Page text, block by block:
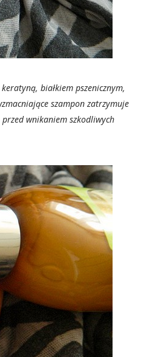
białkiem pszenicznym,
szampon zatrzymuje
wnikaniem szkodliwych